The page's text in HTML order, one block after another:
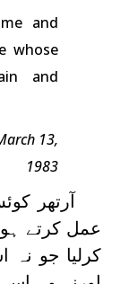
and
whose
and
13,
1983
آرتھر
عمل کرتے
کرلیا جو